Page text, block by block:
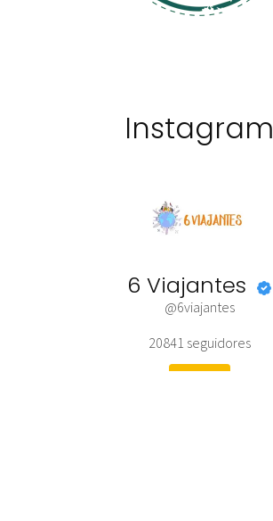
Instagram
6 Viajantes
@6viajantes
20841 seguidores